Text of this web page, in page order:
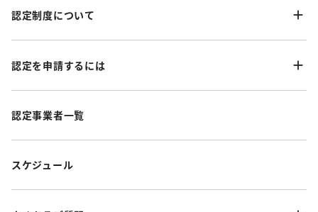
認定制度について
認定を申請するには
認定事業者一覧
スケジュール